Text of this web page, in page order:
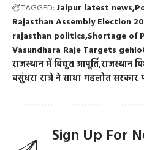
TAGGED: Jaipur latest news
Rajasthan Assembly Election
rajasthan politics Shortage of
Vasundhara Raje Targets
राजस्थान में विद्युत आपूर्तिराजस्थान
वसुंधरा राजे ने साधा गहलोत सरकार
Sign Up For